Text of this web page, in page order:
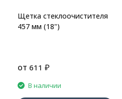
Щетка стеклоочистителя
457 мм (18")
от 611 ₽
В наличии